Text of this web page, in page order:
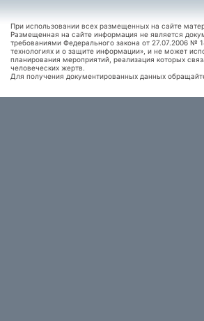
При использовании всех размещенных на сайте
Размещенная на сайте информация не является
требованиями Федерального закона от 27.07.2006
технологиях и о защите информации», и не может
планирования мероприятий, реализация которых
человеческих жертв.
Для получения документированных данных